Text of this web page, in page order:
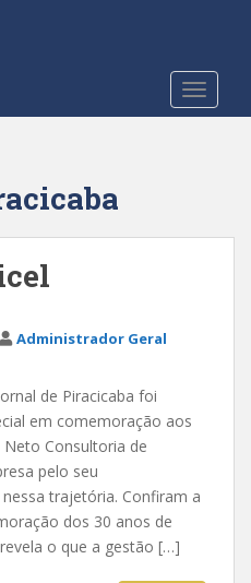
Administrador Geral
de Piracicaba foi
em comemoração aos
Neto Consultoria de
pelo seu
trajetória. Confiram a
dos 30 anos de
o que a gestão […]